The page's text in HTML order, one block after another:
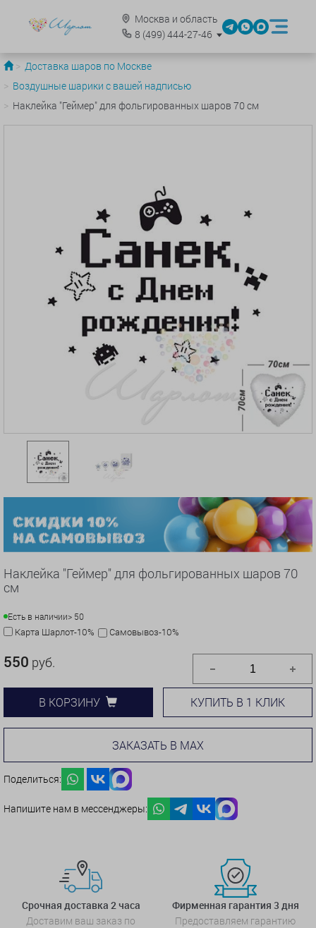
Москва и область
8 (499)444-27-46
Доставка шаров по Москве
Воздушные шарики с вашей надписью
Наклейка "Геймер" для фольгированных шаров 70 см
Наклейка "Геймер" для фольгированных шаров 70
см
Есть в наличии> 50
Карта Шарлот-10% Самовывоз-10%
550 руб.
В КОРЗИНУ КУПИТЬ В 1 КЛИК
ЗАКАЗАТЬ В MAX
Поделиться:
Напишите нам в мессенджеры:
Срочная доставка 2 часа
Доставим ваш заказ по
Фирменная гарантия 3 дня
Предоставляем гарантию